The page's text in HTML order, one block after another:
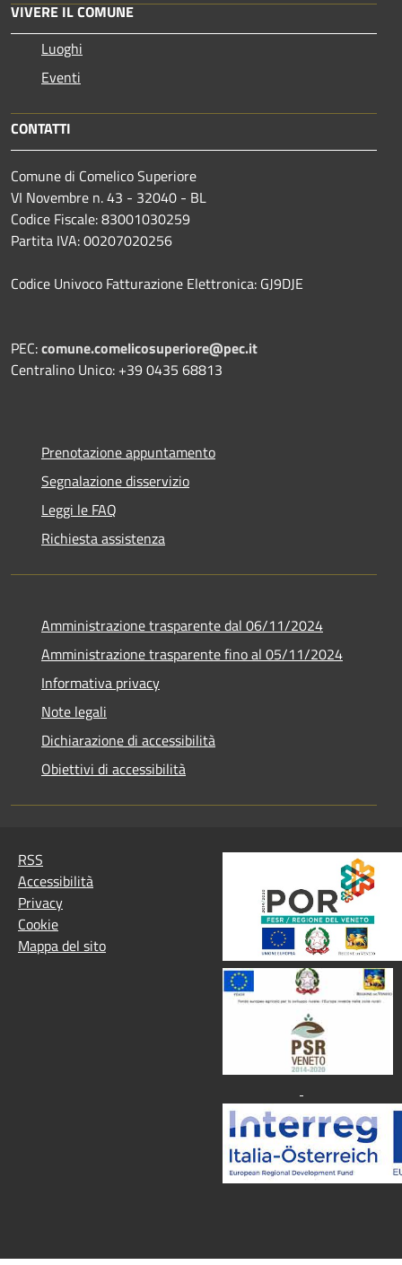
VIVERE IL COMUNE
Luoghi
Eventi
CONTATTI
Comune di Comelico Superiore
VI Novembre n. 43 - 32040 - BL
Codice Fiscale: 83001030259
Partita IVA: 00207020256
Codice Univoco Fatturazione Elettronica: GJ9DJE
PEC:comune.comelicosuperiore@pec.it
Centralino Unico: +39 0435 68813
Prenotazione appuntamento
Segnalazione disservizio
Leggi le FAQ
Richiesta assistenza
Amministrazione trasparente dal 06/11/2024
Amministrazione trasparente fino al 05/11/2024
Informativa privacy
Note legali
Dichiarazione di accessibilità
Obiettivi di accessibilità
RSS
Accessibilità
Privacy
Cookie
Mappa del sito